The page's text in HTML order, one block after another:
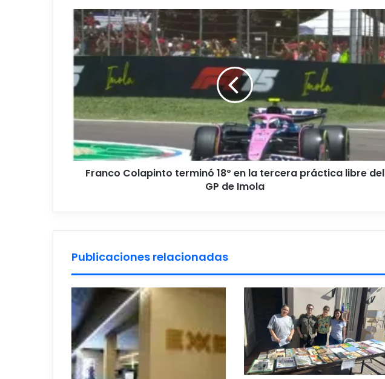
Franco
Colapinto
terminó
18º
en
práctica
libre
GP
de
Franco Colapinto terminó 18º en la tercera práctica libre del
GP de Imola
Publicaciones relacionadas